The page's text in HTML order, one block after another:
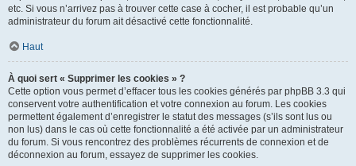
etc. Si vous n’arrivez pas à trouver cette case à cocher, il est probable qu’un
administrateur du forum ait désactivé cette fonctionnalité.
Haut
À quoi sert « Supprimer les cookies » ?
Cette option vous permet d’effacer tous les cookies générés par phpBB 3.3 qui
conservent votre authentification et votre connexion au forum. Les cookies
permettent également d’enregistrer le statut des messages (s’ils sont lus ou
non lus) dans le cas où cette fonctionnalité a été activée par un administrateur
du forum. Si vous rencontrez des problèmes récurrents de connexion et de
déconnexion au forum, essayez de supprimer les cookies.